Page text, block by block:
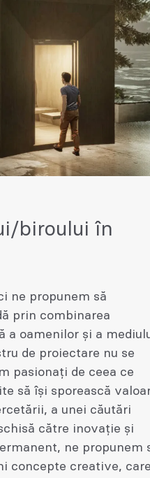
biroului în
ne propunem să
prin combinarea
a oamenilor și a
de proiectare nu se
pasionați de ceea ce
să își sporească
a unei căutări
către inovație și
ne propunem
concepte creative, care